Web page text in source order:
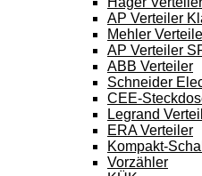
AP Verteiler
Mehler
AP Verteiler
ABB Verteiler
Schneider
CEE-
Legrand
ERA Verteiler
Kompakt-
Vorzähler